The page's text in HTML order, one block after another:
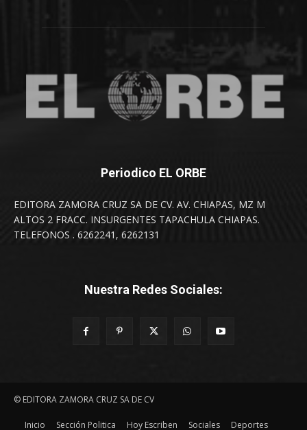
Periodico EL ORBE
EDITORA ZAMORA CRUZ SA DE CV. AV. CHIAPAS, MZ M
ALTOS 2 FRACC. INSURGENTES TAPACHULA CHIAPAS.
TELEFONOS . 6262241, 6262131
Nuestra Redes Sociales:
© EDITORA ZAMORA CRUZ SA DE CV
Inicio Sección Politica Hoy Escriben Sociales Deportes